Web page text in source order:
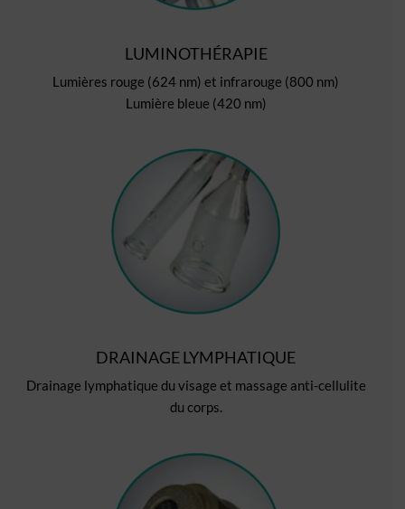
LUMINOTHÉRAPIE
Lumières rouge (624 nm) et infrarouge (800 nm)
Lumière bleue (420 nm)
DRAINAGE LYMPHATIQUE
Drainage lymphatique du visage et massage anti-cellulite
du corps.